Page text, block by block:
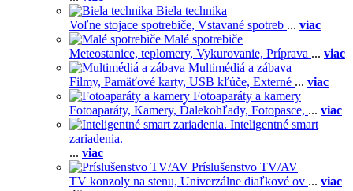
Biela technika
Voľne stojace spotrebiče, Vstavané spotreb ... viac
Malé spotrebiče
Meteostanice, teplomery, Vykurovanie, Príprava ... viac
Multimédiá a zábava
Filmy, Pamäťové karty, USB kľúče, Externé ... viac
Fotoaparáty a kamery
Fotoaparáty, Kamery, Ďalekohľady, Fotopasce, ... viac
Inteligentné smart
zariadenia.
... viac
Príslušenstvo TV/AV
TV konzoly na stenu, Univerzálne diaľkové ov ... viac